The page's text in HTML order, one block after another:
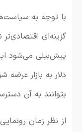
گزینه‌ای
دلار به بازار عرضه
بتوانند به آن